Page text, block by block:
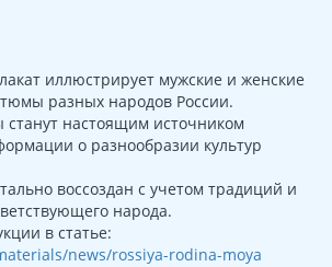
иллюстрирует мужские и женские
разных народов России.
настоящим источником
о разнообразии культур
воссоздан с учетом традиций и
народа.
в статье:
news/rossiya-rodina-moya